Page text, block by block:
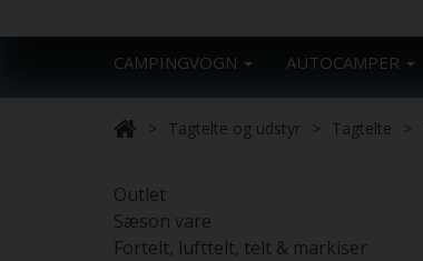
CAMPINGVOGN AUTOCAMPER
Tagtelte og udstyr Tagtelte
Outlet
Sæson vare
Fortelt, lufttelt, telt & markiser